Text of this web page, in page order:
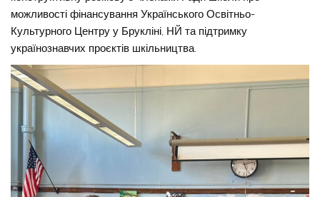
можливості фінансування Українського Освітньо-
Культурного Центру у Брукліні, НЙ та підтримку
українознавчих проєктів шкільництва.